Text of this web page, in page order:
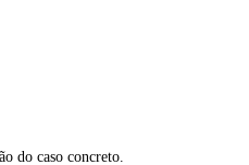
do caso concreto.